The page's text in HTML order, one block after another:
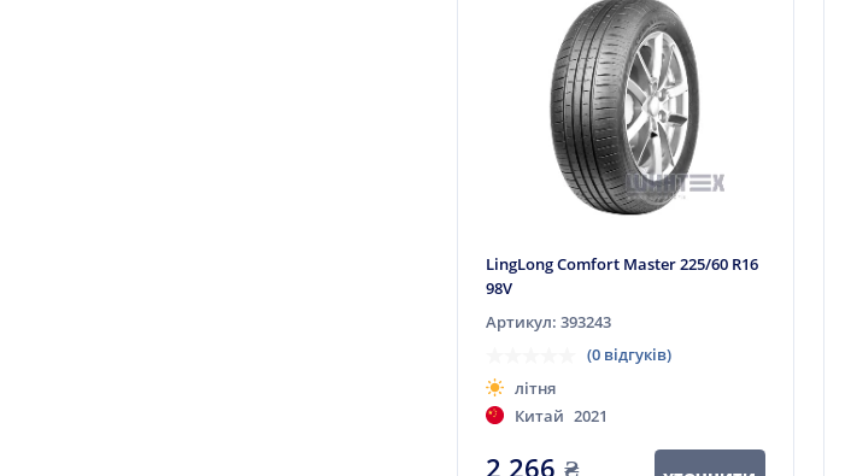
LingLong Comfort Master 225/60 R16
98V
Артикул: 393243
(0 відгуків)
літня
Китай 2021
2 266 ₴